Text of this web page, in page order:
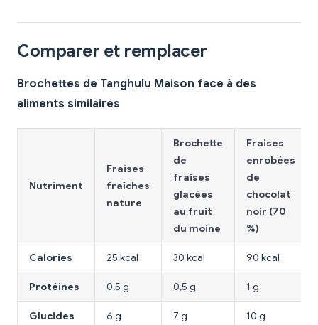
Comparer et remplacer
Brochettes de Tanghulu Maison face à des
aliments similaires
Nutriment
Fraises
fraîches
nature
Brochette
de
fraises
glacées
au fruit
du moine
Fraises
enrobées
de
chocolat
noir (70
%)
Calories 25 kcal 30 kcal 90 kcal
Protéines 0,5 g 0,5 g 1 g
Glucides 6 g 7 g 10 g